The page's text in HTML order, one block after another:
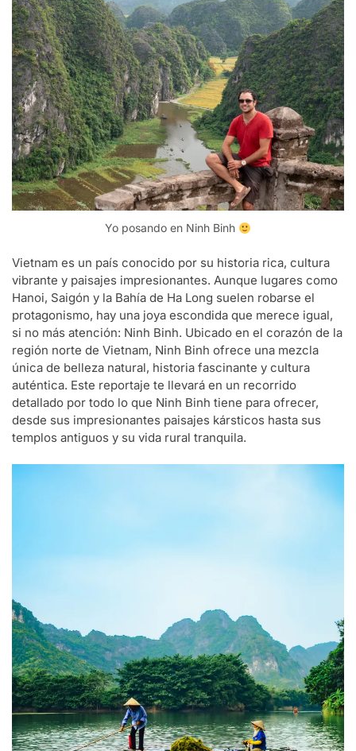
Yo posando en Ninh Binh
Vietnam es un país conocido por su historia rica, cultura
vibrante y paisajes impresionantes. Aunque lugares como
Hanoi, Saigón y la Bahía de Ha Long suelen robarse el
protagonismo, hay una joya escondida que merece igual,
si no más atención: Ninh Binh. Ubicado en el corazón de la
región norte de Vietnam, Ninh Binh ofrece una mezcla
única de belleza natural, historia fascinante y cultura
auténtica. Este reportaje te llevará en un recorrido
detallado por todo lo que Ninh Binh tiene para ofrecer,
desde sus impresionantes paisajes kársticos hasta sus
templos antiguos y su vida rural tranquila.